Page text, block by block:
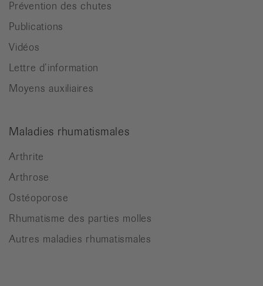
Prévention des chutes
Publications
Vidéos
Lettre d’information
Moyens auxiliaires
Maladies rhumatismales
Arthrite
Arthrose
Ostéoporose
Rhumatisme des parties molles
Autres maladies rhumatismales